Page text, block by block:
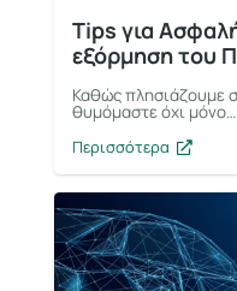
Tips για
εξόρμηση του
Καθώς πλησιάζουμε
θυμόμαστε όχι μόνο…
Περισσότερα